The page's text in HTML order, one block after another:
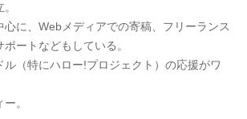
心に、Webメディアでの寄稿、フリーランス
ートなどもしている。
ル（特にハロー!プロジェクト）の応援がワ
。